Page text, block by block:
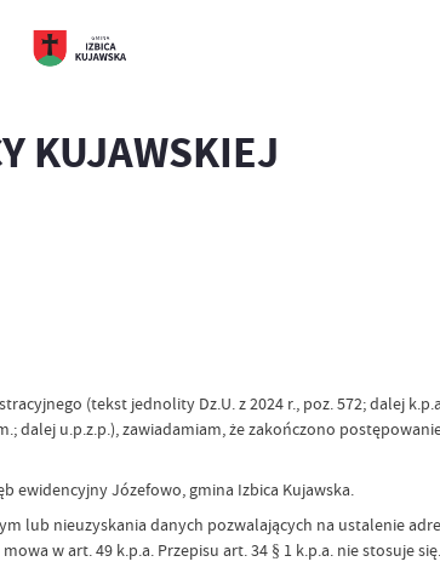
KUJAWSKIEJ
(tekst jednolity Dz.U. z 2024 r., poz. 572; dalej
u.p.z.p.), zawiadamiam, że zakończono
ewidencyjny Józefowo, gmina Izbica Kujawska.
lub nieuzyskania danych pozwalających na ustalenie
w art. 49 k.p.a. Przepisu art. 34 § 1 k.p.a. nie stosuje się.